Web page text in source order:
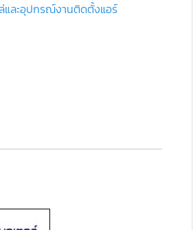
ล่และอุปกรณ์งานติดตั้งแอร์